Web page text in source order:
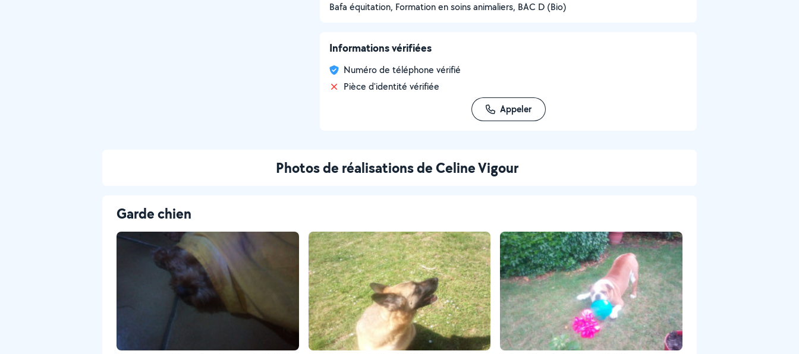
Bafa équitation, Formation en soins animaliers, BAC D (Bio)
Informations vérifiées
Numéro de téléphone vérifié
Pièce d'identité vérifiée
Appeler
Photos de réalisations de Celine Vigour
Garde chien